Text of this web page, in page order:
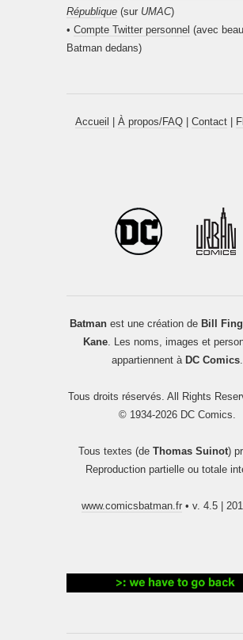
République (sur UMAC)
• Compte Twitter personnel (avec
Batman dedans)
Accueil À propos/FAQ| Contact|
Batmanest une création de Bill
Kane. Les noms, images et
appartiennent à DC Comics
Tous droits réservés. All Rights
© 1934-2026 DC Comics.
Tous textes (de Thomas Suinot)
Reproduction partielle ou totale
www.comicsbatman.fr • v. 4.5 |